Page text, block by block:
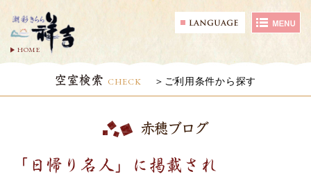
HOME
空室検索 CHECK ご利用条件から探す
赤穂ブログ
「日帰り名人」に掲載され